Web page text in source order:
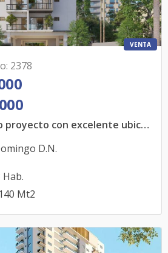
VENTA
: 2378
Vendo un hermoso proyecto con excelente ubicación en Naco.
D.N.
Hab.
140 Mt2